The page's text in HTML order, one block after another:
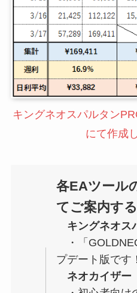
キングネオスパルタン
にて作成
各EAツール
てご案内す
キングネオス
・「
プデート版です
ネオカイザー